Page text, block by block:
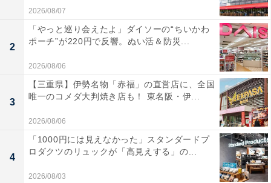
2026/08/07
2
「やっと巡り会えたよ」ダイソーの“ちいかわ
ポーチ”が220円で反響。ぬい活＆防災...
2026/08/06
3
【三重県】伊勢名物「赤福」の直営店に、全国
唯一のコメダ大判焼き店も！ 東名阪・伊...
2026/08/06
4
「1000円には見えなかった」スタンダードプ
ロダクツのリュックが「高見えする」の...
2026/08/03